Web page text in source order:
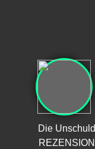
Die Unschuld
REZENSION